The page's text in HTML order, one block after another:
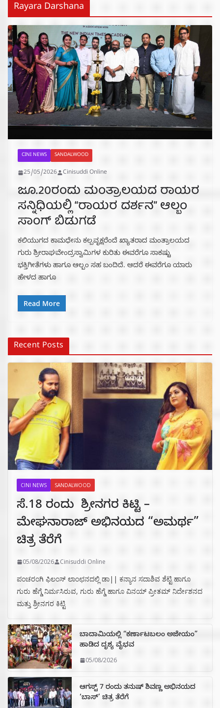
Rayara Darshana
CINI NEWS SANDALWOOD
25/05/2026 Cinisuddi Online
ಜೂ.20ರಂದು ಮಂತ್ರಾಲಯದ ರಾಯರ
ಸನ್ನಿಧಿಯಲ್ಲಿ “ರಾಯರ ದರ್ಶನ” ಆಲ್ಬಂ
ಸಾಂಗ್ ಬಿಡುಗಡೆ
ಕಲಿಯುಗದ ಕಾಮಧೇನು ಕಲ್ಪವೃಕ್ಷರೆಂದೆ ಖ್ಯಾತರಾದ ಮಂತ್ರಾಲಯದ
ಗುರು ಶ್ರೀರಾಘವೇಂದ್ರಸ್ವಾಮಿಗಳ ಕುರಿತು ಈವರೆಗೂ ಸಾಕಷ್ಟು
ಭಕ್ತಿಗೀತೆಗಳು ಹಾಗೂ ಆಲ್ಬಂ ಸಹ ಬಂದಿದೆ. ಆದರೆ ಈವರೆಗೂ ಯಾರು
ಹೇಳದ ಹಾಗೂ
Read More
Recent Posts
CINI NEWS SANDALWOOD
ಸೆ.18 ರಂದು ಶ್ರೀನಗರ ಕಿಟ್ಟಿ –
ಮೇಘನಾರಾಜ್ ಅಭಿನಯದ “ಅಮರ್ಥ”
ಚಿತ್ರ ತೆರೆಗೆ
05/08/2026 Cinisuddi Online
ಪಂಚರಂಗಿ ಫಿಲಂಸ್ ಲಾಂಛನದಲ್ಲಿ ಡಾ|| ಕನ್ಯಾನ ಸದಾಶಿವ ಶೆಟ್ಟಿ ಹಾಗೂ
ಗುರು ಹೆಗ್ಡೆ ನಿರ್ಮಸಿರುವ, ಗುರು ಹೆಗ್ಡೆ ಹಾಗೂ ವಿನಯ್ ಪ್ರೀತಮ್ ನಿರ್ದೇಶನದ
ಮತ್ತು ಶ್ರೀನಗರ ಕಿಟ್ಟಿ
ಬಾದಾಮಿಯಲ್ಲಿ “ಕರ್ಣಾಟಬಲಂ ಅಜೇಯಂ”
ಹಾಡಿದ ದೃಶ್ಯ ವೈಭವ
05/08/2026
ಆಗಸ್ಟ್ 7 ರಂದು ತನುಷ್ ಶಿವಣ್ಣ ಅಭಿನಯದ
‘ಬಾಸ್’ ಚಿತ್ರ ತೆರೆಗೆ